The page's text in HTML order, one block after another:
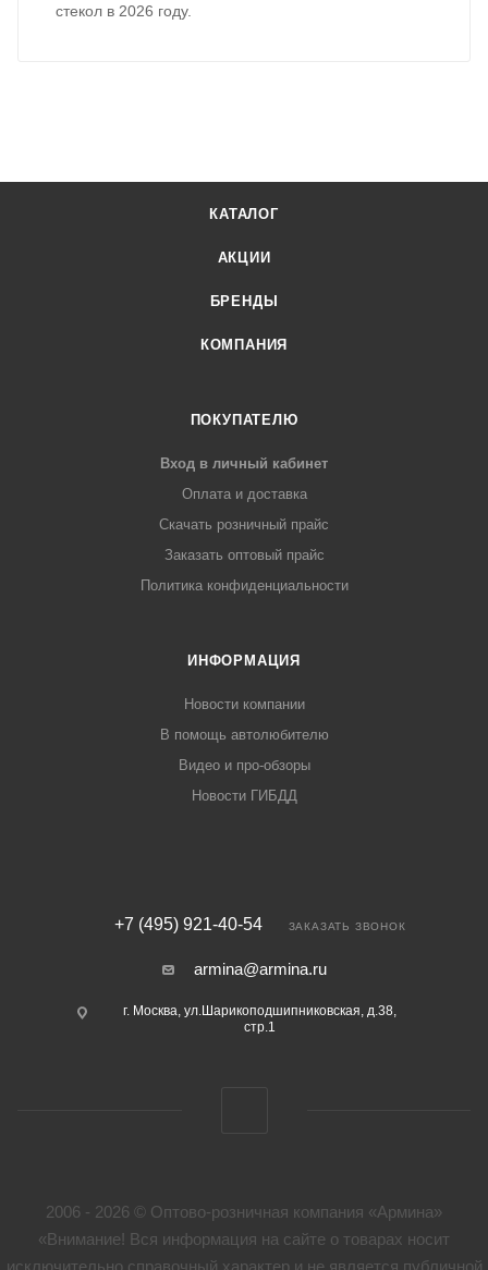
стекол в 2026 году.
КАТАЛОГ
АКЦИИ
БРЕНДЫ
КОМПАНИЯ
ПОКУПАТЕЛЮ
Вход в личный кабинет
Оплата и доставка
Скачать розничный прайс
Заказать оптовый прайс
Политика конфиденциальности
ИНФОРМАЦИЯ
Новости компании
В помощь автолюбителю
Видео и про-обзоры
Новости ГИБДД
+7 (495) 921-40-54 ЗАКАЗАТЬ ЗВОНОК
armina@armina.ru
г. Москва, ул.Шарикоподшипниковская, д.38,
стр.1
2006 - 2026 © Оптово-розничная компания «Армина»
«Внимание! Вся информация на сайте о товарах носит
исключительно справочный характер и не является публичной